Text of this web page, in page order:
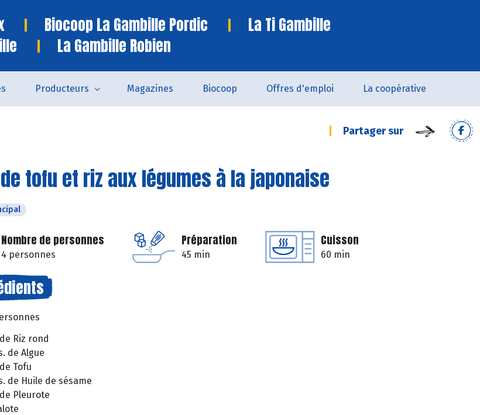
Biocoop La Gambille Pordic
La Ti Gambille
La Gambille Robien
Producteurs Magazines Biocoop Offres d'emploi La coopérative
Partager sur
tofu et riz aux légumes à la japonaise
Nombre de personnes
4 personnes
Préparation
45 min
Cuisson
60 min
Riz rond
de Algue
Tofu
de Huile de sésame
Pleurote